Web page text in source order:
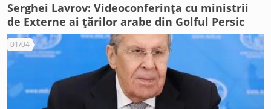
Serghei Lavrov: Videoconferința cu ministrii
de Externe ai țărilor arabe din Golful Persic
01/04